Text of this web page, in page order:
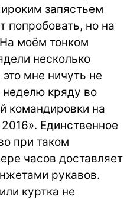
запястьем
попробовать, но на
моём тонком
несколько
мне ничуть не
кряду во
командировки на
Единственное
при таком
часов доставляет
рукавов.
куртка не